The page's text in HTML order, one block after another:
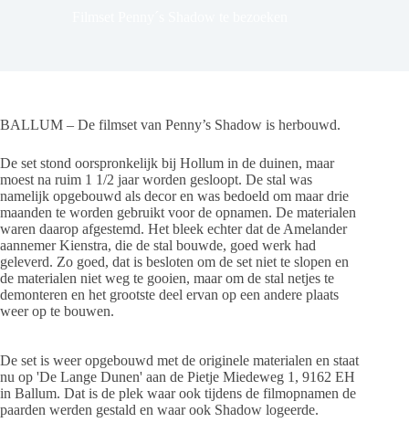
BALLUM – De filmset van Penny’s Shadow is herbouwd.
De set stond oorspronkelijk bij Hollum in de duinen, maar
moest na ruim 1 1/2 jaar worden gesloopt. De stal was
namelijk opgebouwd als decor en was bedoeld om maar drie
maanden te worden gebruikt voor de opnamen. De materialen
waren daarop afgestemd. Het bleek echter dat de Amelander
aannemer Kienstra, die de stal bouwde, goed werk had
geleverd. Zo goed, dat is besloten om de set niet te slopen en
de materialen niet weg te gooien, maar om de stal netjes te
demonteren en het grootste deel ervan op een andere plaats
weer op te bouwen.
De set is weer opgebouwd met de originele materialen en staat
nu op 'De Lange Dunen' aan de Pietje Miedeweg 1, 9162 EH
in Ballum. Dat is de plek waar ook tijdens de filmopnamen de
paarden werden gestald en waar ook Shadow logeerde.